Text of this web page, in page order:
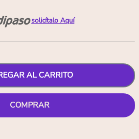
solicítalo Aquí
AL CARRITO
COMPRAR